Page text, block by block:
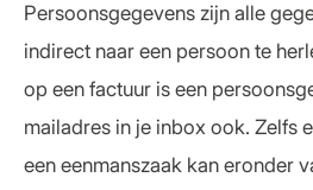
Persoonsgegevens zijn alle
indirect naar een persoon te
op een factuur is een
mailadres in je inbox ook. Zelfs
een eenmanszaak kan eronder